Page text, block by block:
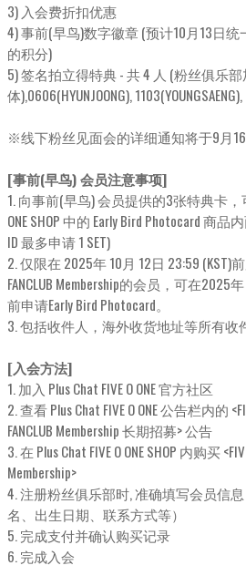
3) 入会费折扣优惠
4) 事前(早鸟)数字徽章 (预计10月13日
的积分)
5) 签名拍立得特典 - 共 4 人 (粉丝俱乐
体),0606(HYUNJOONG),
※线下粉丝见面会的详细通知将于9月16
[事前(早鸟) 会员注意事项]
1. 向事前(早鸟) 会员提供的3张特典卡，
ONE SHOP 中的 Early Bird Photocard 商
ID 最多申请 1 SET)
2. 仅限在 2025年 10月 12日 23:59 (KST)前
FANCLUB Membership的会员，可在2025
前申请Early Bird Photocard。
3. 包括收件人，海外收货地址等所有收
[入会方法]
1. 加入 Plus Chat FIVE O ONE 官方社区
2. 查看 Plus Chat FIVE O ONE 公告栏内的
FANCLUB Membership 长期招募> 公告
3. 在 Plus Chat FIVE O ONE SHOP 内购买
Membership>
4. 注册粉丝俱乐部时, 准确填写会员信
名、出生日期、联系方式等）
5. 完成支付并确认购买记录
6. 完成入会